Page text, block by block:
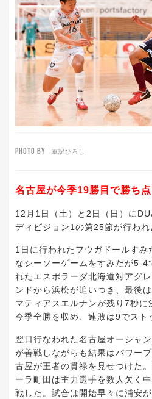
PHOTO BY 軍記ひろし
名古屋が今季19勝目で勝ち
12月1日（土）と2日（日）に
ディビジョン1の第25節が行われ
1日に行われたフウガドールすみ
なシーソーゲームをすみだが5-4
れたエスポラーダ北海道対アグ
ンドから浜松が追いつき、最後
マティアスエルナンが残り7秒に
今季全勝を収め、連敗は9でスト
翌日行なわれた名古屋オーシャ
が善戦しながらも結果はパワー
古屋が王者の貫禄を見せつけた
ーラ町田は主力選手を数人欠く
戦した。試合は開始早々に浦安